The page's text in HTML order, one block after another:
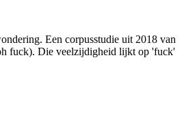
Een corpusstudie uit 2018 van
fuck). Die veelzijdigheid lijkt op 'fuck'